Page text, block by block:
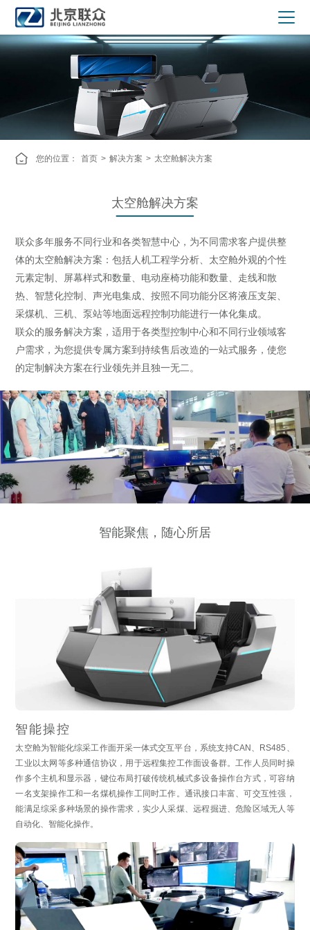
您的位置： 首页 > 解决方案 > 太空舱解决方案
太空舱解决方案
联众多年服务不同行业和各类智慧中心，为不同需求客户提供整
体的太空舱解决方案：包括人机工程学分析、太空舱外观的个性
元素定制、屏幕样式和数量、电动座椅功能和数量、走线和散
热、智慧化控制、声光电集成、按照不同功能分区将液压支架、
采煤机、三机、泵站等地面远程控制功能进行一体化集成。
联众的服务解决方案，适用于各类型控制中心和不同行业领域客
户需求，为您提供专属方案到持续售后改造的一站式服务，使您
的定制解决方案在行业领先并且独一无二。
智能聚焦，随心所居
智能操控
太空舱为智能化综采工作面开采一体式交互平台，系统支持CAN、RS485、
工业以太网等多种通信协议，用于远程集控工作面设备群。工作人员同时操
作多个主机和显示器，键位布局打破传统机械式多设备操作台方式，可容纳
一名支架操作工和一名煤机操作工同时工作。通讯接口丰富、可交互性强，
能满足综采多种场景的操作需求，实少人采煤、远程掘进、危险区域无人等
自动化、智能化操作。